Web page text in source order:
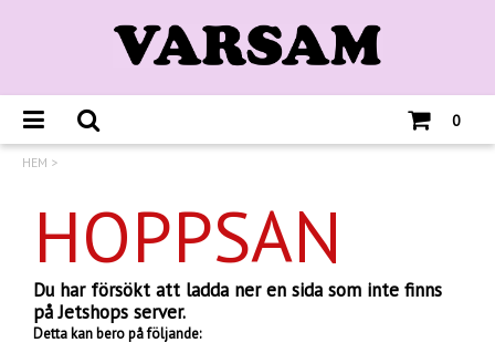
0
HEM >
HOPPSAN
Du har försökt att ladda ner en sida som inte finns
på Jetshops server.
Detta kan bero på följande: